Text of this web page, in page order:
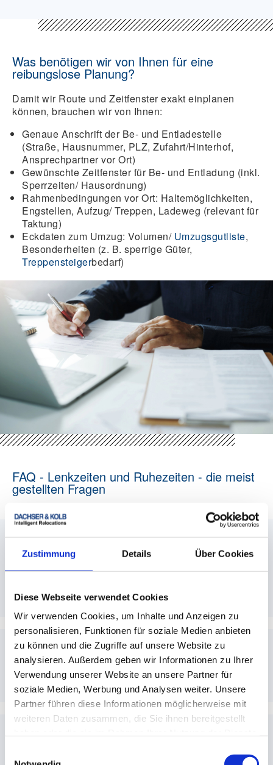
Zustimmung Details Über Cookies
Diese Webseite verwendet Cookies
Wir verwenden Cookies, um Inhalte und Anzeigen zu
personalisieren, Funktionen für soziale Medien anbieten
zu können und die Zugriffe auf unsere Website zu
analysieren. Außerdem geben wir Informationen zu Ihrer
Verwendung unserer Website an unsere Partner für
soziale Medien, Werbung und Analysen weiter. Unsere
Partner führen diese Informationen möglicherweise mit
weiteren Daten zusammen, die Sie ihnen bereitgestellt
Was benötigen wir von Ihnen für eine
reibungslose Planung?
Damit wir Route und Zeitfenster exakt einplanen
können, brauchen wir von Ihnen:
Genaue Anschrift der Be- und Entladestelle
(Straße, Hausnummer, PLZ, Zufahrt/Hinterhof,
Ansprechpartner vor Ort)
Gewünschte Zeitfenster für Be- und Entladung (inkl.
Sperrzeiten/ Hausordnung)
Rahmenbedingungen vor Ort: Haltemöglichkeiten,
Engstellen, Aufzug/ Treppen, Ladeweg (relevant für
Taktung)
Eckdaten zum Umzug: Volumen/ Umzugsgutliste,
Besonderheiten (z. B. sperrige Güter,
Treppensteigerbedarf)
FAQ - Lenkzeiten und Ruhezeiten - die meist
gestellten Fragen
Wie lange darf ein LKW-Fahrer pro Tag
maximal fahren? Grundsätzlich 9
Stunden, zweimal pro Woche 10
Grundsätzlich 9 Stunden, zweimal pro Woche
10 Stunden möglich.
Wie lange darf ein Fahrer pro Woche
fahren?
Maximal 56 Stunden pro Woche; in zwei
aufeinanderfolgenden Wochen zusammen
maximal 90 Stunden.
werden?